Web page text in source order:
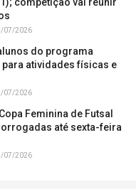
07/2026
do programa
para atividades físicas e
07/2026
Feminina de Futsal
até sexta-feira
07/2026